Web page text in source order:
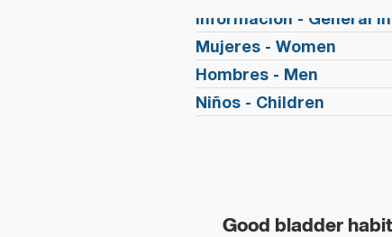
Información - General
Mujeres - Women
Hombres - Men
Niños - Children
Good bladder